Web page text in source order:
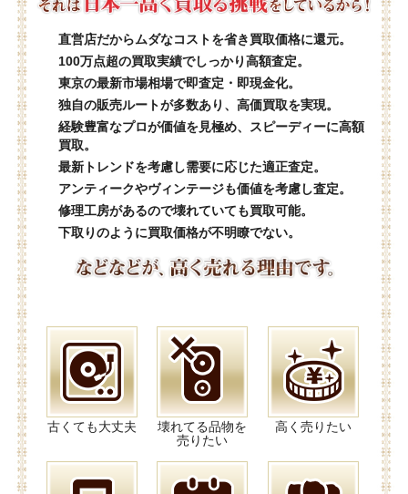
直営店だからムダなコストを省き買取価格に還元。
100万点超の買取実績でしっかり高額査定。
東京の最新市場相場で即査定・即現金化。
独自の販売ルートが多数あり、高価買取を実現。
経験豊富なプロが価値を見極め、スピーディーに高額
買取。
最新トレンドを考慮し需要に応じた適正査定。
アンティークやヴィンテージも価値を考慮し査定。
修理工房があるので壊れていても買取可能。
下取りのように買取価格が不明瞭でない。
古くても大丈夫
壊れてる品物を
売りたい
高く売りたい